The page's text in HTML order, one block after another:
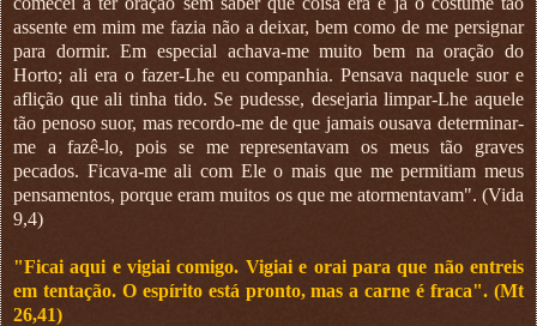
assente em mim me fazia não a deixar, bem como de me persignar
para dormir. Em especial achava-me muito bem na oração do
Horto; ali era o fazer-Lhe eu companhia. Pensava naquele suor e
aflição que ali tinha tido. Se pudesse, desejaria limpar-Lhe aquele
tão penoso suor, mas recordo-me de que jamais ousava determinar-
me a fazê-lo, pois se me representavam os meus tão graves
pecados. Ficava-me ali com Ele o mais que me permitiam meus
pensamentos, porque eram muitos os que me atormentavam". (Vida
9,4)
"Ficai aqui e vigiai comigo. Vigiai e orai para que não entreis
em tentação. O espírito está pronto, mas a carne é fraca". (Mt
26,41)